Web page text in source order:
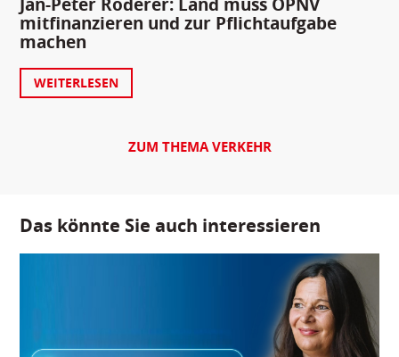
mitfinanzieren und zur Pflichtaufgabe
machen
WEITERLESEN
ZUM THEMA VERKEHR
Das könnte Sie auch interessieren